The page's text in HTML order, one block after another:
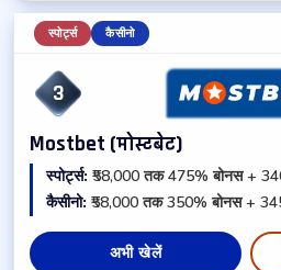
स्पोर्ट्स कैसीनो
3
Mostbet (मोस्टबेट)
स्पोर्ट्स: ₹58,000 तक 475% बोनस +
कैसीनो: ₹58,000 तक 350% बोनस +
अभी खेलें